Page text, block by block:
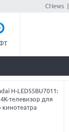
CNews|
H-LED55BU7011:
телевизор для